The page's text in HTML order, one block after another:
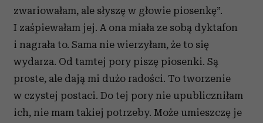
zwariowałam, ale słyszę w głowie piosenkę”.
I zaśpiewałam jej. A ona miała ze sobą dyktafon
i nagrała to. Sama nie wierzyłam, że to się
wydarza. Od tamtej pory piszę piosenki. Są
proste, ale dają mi dużo radości. To tworzenie
w czystej postaci. Do tej pory nie upubliczniłam
ich, nie mam takiej potrzeby. Może umieszczę je